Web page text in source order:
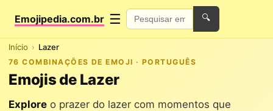
Emojipedia.com.br ☰ 🔍
Início Lazer
76 COMBINAÇÕES DE EMOJI · PORTUGUÊS
Emojis de Lazer
Explore o prazer do lazer com momentos que